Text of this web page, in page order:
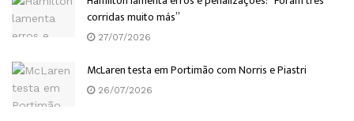
corridas muito más”
27/07/2026
McLaren testa em Portimão com Norris e Piastri
26/07/2026